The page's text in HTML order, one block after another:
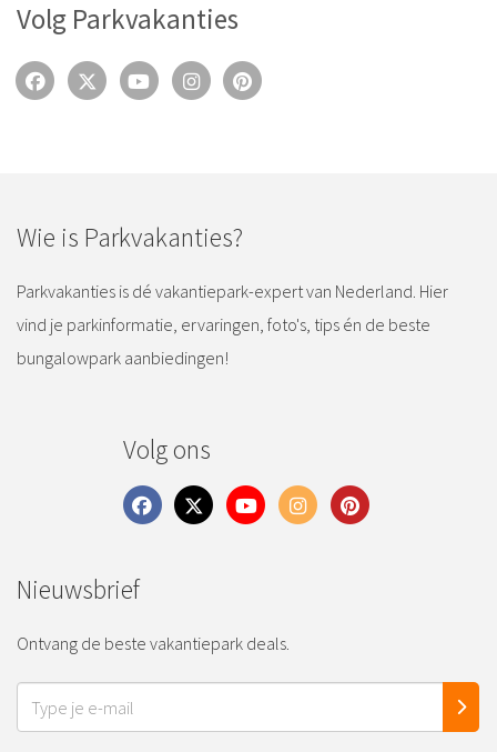
Volg Parkvakanties
Wie is Parkvakanties?
Parkvakanties is dé vakantiepark-expert van Nederland. Hier
vind je parkinformatie, ervaringen, foto's, tips én de beste
bungalowpark aanbiedingen!
Volg ons
Nieuwsbrief
Ontvang de beste vakantiepark deals.